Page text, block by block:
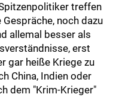
treffen
noch dazu
allemal besser als
erst
gar heiße Kriege zu
China, Indien oder
dem "Krim-Krieger"